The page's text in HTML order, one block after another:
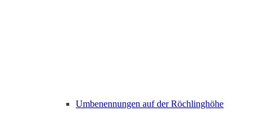
Umbenennungen auf der Röchlinghöhe